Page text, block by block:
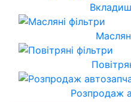
Розпродаж